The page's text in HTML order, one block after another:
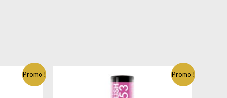
Promo ! Promo !